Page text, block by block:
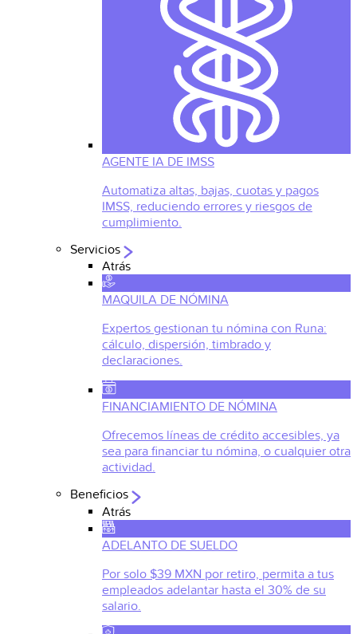
AGENTE IA DE IMSS
Automatiza altas, bajas, cuotas y pagos
IMSS, reduciendo errores y riesgos de
cumplimiento.
Servicios
Atrás
MAQUILA DE NÓMINA
Expertos gestionan tu nómina con Runa:
cálculo, dispersión, timbrado y
declaraciones.
FINANCIAMIENTO DE NÓMINA
Ofrecemos líneas de crédito accesibles, ya
sea para financiar tu nómina, o cualquier otra
actividad.
Beneficios
Atrás
ADELANTO DE SUELDO
Por solo $39 MXN por retiro, permita a tus
empleados adelantar hasta el 30% de su
salario.